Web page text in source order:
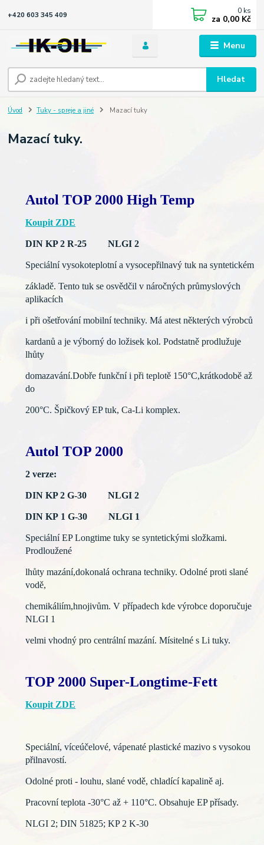
Menu
Hledat
+420 603 345 409 0 ks
za 0,00 Kč
Úvod Tuky - spreje a jiné Mazací tuky
Mazací tuky.
Autol TOP 2000 High Temp
Koupit ZDE
DIN KP 2 R-25 NLGI 2
Speciální vysokoteplotní a vysocepřilnavý tuk na syntetickém
základě. Tento tuk se osvědčil v náročných průmyslových
aplikacích
i při ošetřování mobilní techniky. Má atest některých výrobců
kardanů a je výborný do ložisek kol. Podstatně prodlužuje
lhůty
domazavání.Dobře funkční i při teplotě 150°C,krátkodobě až
do
200°C. Špičkový EP tuk, Ca-Li komplex.
Autol TOP 2000
2 verze:
DIN KP 2 G-30 NLGI 2
DIN KP 1 G-30 NLGI 1
Speciální EP Longtime tuky se syntetickými složkami.
Prodloužené
lhůty mazání,dokonalá ochrana techniky. Odolné proti slané
vodě,
chemikáliím,hnojivům. V případech kde výrobce doporučuje
NLGI 1
velmi vhodný pro centrální mazání. Mísitelné s Li tuky.
TOP 2000 Super-Longtime-Fett
Koupit ZDE
Speciální, víceúčelové, vápenaté plastické mazivo s vysokou
přilnavostí.
Odolné proti - louhu, slané vodě, chladící kapalině aj.
Pracovní teplota -30°C až + 110°C. Obsahuje EP přísady.
NLGI 2; DIN 51825; KP 2 K-30